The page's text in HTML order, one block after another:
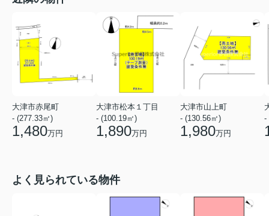
大津市赤尾町
- (277.33㎡)
1,480万円
大津市松本１丁目
- (100.19㎡)
1,890万円
大津市山上町
- (130.56㎡)
1,980万円
-
よく見られている物件